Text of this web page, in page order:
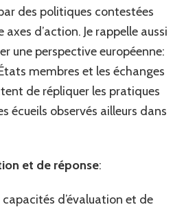
des politiques contestées
d’action. Je rappelle aussi
une perspective européenne:
membres et les échanges
de répliquer les pratiques
écueils observés ailleurs dans
et de réponse:
d’évaluation et de